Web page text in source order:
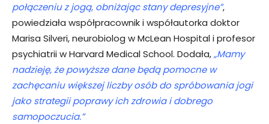
połączeniu z jogą, obniżając stany depresyjne”,
powiedziała współpracownik i współautorka doktor
Marisa Silveri, neurobiolog w McLean Hospital i profesor
psychiatrii w Harvard Medical School. Dodała,„Mamy
nadzieję, że powyższe dane będą pomocne w
zachęcaniu większej liczby osób do spróbowania jogi
jako strategii poprawy ich zdrowia i dobrego
samopoczucia.”